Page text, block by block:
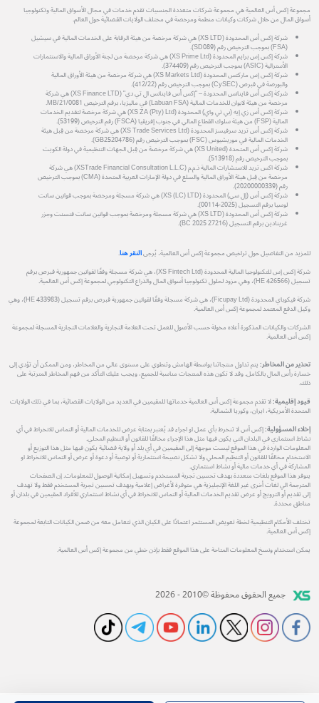
مجموعة إكس أس العالمية هي مجموعة شركات متعددة الجنسيات تقدم خدمات في مجال الأسواق المالية وتكنولوجيا
أسواق المال من خلال شركات وكيانات منظمة ومرخصة في مختلف الولايات القضائية حول العالم.
شركة إكس أس المحدودة (XS LTD) هي شركة مرخصة من هيئة الرقابة على الخدمات المالية في سيشيل
(FSA) بموجب الترخيص رقم (SD089).
شركة إكس إس برايم المحدودة (XS Prime Ltd) هي شركة مرخصة من لجنة الأوراق المالية والاستثمارات
الأسترالية (ASIC) بموجب الترخيص رقم (374409).
شركة إكس إس ماركتس المحدودة (XS Markets Ltd) هي شركة مرخصة من هيئة الأوراق المالية
والبورصة في قبرص (CySEC) بموجب الترخيص رقم (412/22).
شركة إكس أس فاينانس المحدودة – "إكس أس فاينانس ال تي دي" (XS Finance LTD) هي شركة
مرخصة من هيئة لابوان للخدمات المالية (Labuan FSA) في ماليزيا، برقم الترخيص MB/21/0081.
شركة إكس أس زي إيه (بي تي واي) المحدودة (XS ZA (Pty) Ltd) هي شركة مرخصة لتقديم الخدمات
المالية (FSP) من هيئة سلوك القطاع المالي في جنوب إفريقيا (FSCA) رقم الترخيص (53199).
شركة إكس أس تريد سرفيسز المحدودة (XS Trade Services Ltd) هي شركة مرخصة من قِبل هيئة
الخدمات المالية في موريشيوس (FSC) بموجب الترخيص رقم (GB25204786).
شركة إكس أس المتحدة (XS United) هي شركة مرخصة من قِبل الجهات التنظيمية في دولة الكويت
بموجب الترخيص رقم (513918).
شركة اكس تريد للاستشارات المالية ذ.م.م (XSTrade Financial Consultation L.L.C) هي شركة
مرخصة من قِبل هيئة الأوراق المالية والسلع في دولة الإمارات العربية المتحدة (CMA) بموجب الترخيص
رقم (20200000339).
شركة إكس أس (إل سي) المحدودة (XS (LC) LTD) هي شركة مسجلة ومرخصة بموجب قوانين سانت
لوسيا برقم التسجيل (2025-00114).
شركة إكس أس المحدودة (XS LTD) هي شركة مسجلة ومرخصة بموجب قوانين سانت فنسنت وجزر
غرينادين برقم التسجيل (27216 BC 2025).
للمزيد من التفاصيل حول تراخيص مجموعة إكس أس العالمية، يُرجىالنقر هنا.
شركة إكس إس للتكنولوجيا المالية المحدودة (XS Fintech Ltd)، هي شركة مسجلة وفقًا لقوانين جمهورية قبرص برقم
تسجيل (HE 426566)، وهي مزود لحلول تكنولوجيا أسواق المال والذراع التكنولوجي لمجموعة إكس أس العالمية.
شركة فيكوباي المحدودة (Ficupay Ltd)، هي شركة مسجلة وفقًا لقوانين جمهورية قبرص برقم تسجيل (HE 433983)، وهي
وكيل الدفع المعتمد لمجموعة إكس أس العالمية.
الشركات والكيانات المذكورة أعلاه مخولة حسب الأصول للعمل تحت العلامة التجارية والعلامات التجارية المسجلة لمجموعة
إكس أس العالمية.
تحذير من المخاطر:يتم تداول منتجاتنا بواسطة الهامش وتنطوي على مستوى عالي من المخاطر، ومن الممكن أن تؤدي إلى
خسارة رأس المال بالكامل. وقد لا تكون هذه المنتجات مناسبة للجميع، ويجب عليك التأكد من فهم المخاطر المترتبة على
ذلك.
قيود إقليمية:لا تقدم مجموعة إكس أس العالمية خدماتها للمقيمين في العديد من الولايات القضائية، بما في ذلك الولايات
المتحدة الأمريكية، ايران، وكوريا الشمالية.
إخلاء المسؤولية:إكس أس لا تنخرط بأي عمل او اجراء قد يُعتبر بمثابة عرض للخدمات المالية أو التماس للانخراط في أي
نشاط استثماري في البلدان التي يكون فيها مثل هذا الإجراء مخالفًا للقانون أو التنظيم المحلي.
المعلومات الواردة في هذا الموقع ليست موجهة إلى المقيمين في أي بلد أو ولاية قضائية يكون فيها مثل هذا التوزيع أو
الاستخدام مخالفًا للقانون أو التنظيم المحلي ولا تشكل نصيحة استثمارية أو توصية أو دعوة أو عرض أو التماس للانخراط او
المشاركة في أي خدمات مالية أو نشاط استثماري.
يتوفر هذا الموقع بلغات متعددة بهدف تحسين تجربة المستخدم وتسهيل إمكانية الوصول للمعلومات. إن الصفحات
المترجمة الي لغات أخرى غير اللغة الإنجليزية هي متوفرة لأغراض إعلامية وبهدف تحسين تجربة المستخدم فقط ولا تهدف
إلى تقديم أو الترويج أو عرض تقديم الخدمات المالية أو التماس للانخراط في أي نشاط استثماري للأفراد المقيمين في بلدان أو
مناطق محددة.
تختلف الأحكام التنظيمية لخطة تعويض المستثمر اعتمادًا على الكيان الذي تتعامل معه من ضمن الكيانات التابعة لمجموعة
إكس أس العالمية.
يمكن استخدام ونسخ المعلومات المتاحة على هذا الموقع فقط بإذن خطي من مجموعة إكس أس العالمية.
جميع الحقوق محفوظة ©2010 - 2026